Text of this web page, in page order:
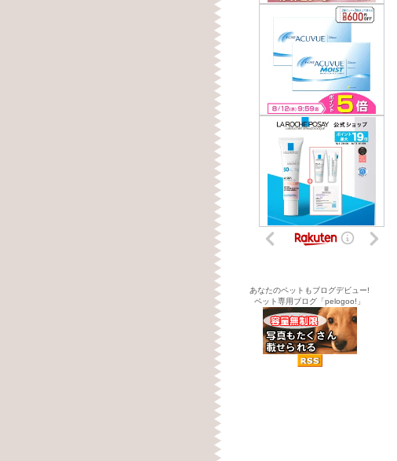
あなたのペットもブログデビュー!
ペット専用ブログ「pelogoo!」